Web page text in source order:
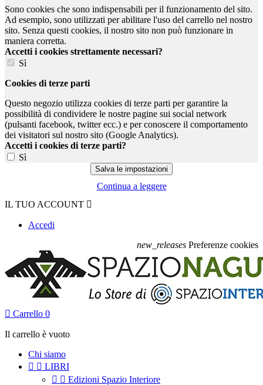
Sono cookies che sono indispensabili per il funzionamento del sito.
Ad esempio, sono utilizzati per abilitare l'uso del carrello nel nostro
sito. Senza questi cookies, il nostro sito non può funzionare in
maniera corretta.
Accetti i cookies strettamente necessari?
Sì
Cookies di terze parti
Questo negozio utilizza cookies di terze parti per garantire la
possibilità di condividere le nostre pagine sui social network
(pulsanti facebook, twitter ecc.) e per conoscere il comportamento
dei visitatori sul nostro sito (Google Analytics).
Accetti i cookies di terze parti?
Sì
Continua a leggere
IL TUO ACCOUNT 
Accedi
new_releases Preferenze cookies
 Carrello 0
Il carrello è vuoto
Chi siamo
  LIBRI
  Edizioni Spazio Interiore